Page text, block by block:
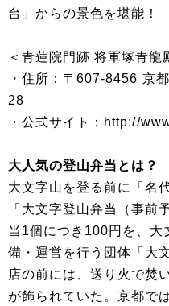
台」からの景色を堪能！
＜青蓮院門跡 将軍塚青龍
・住所：〒607-8456 京
28
・公式サイト：http://
大人気の登山弁当とは？
大文字山を登る前に「名
「大文字登山弁当（事前
当1個につき100円を、大
備・運営を行う団体「大
店の前には、送り火で焚
が飾られていた。京都で